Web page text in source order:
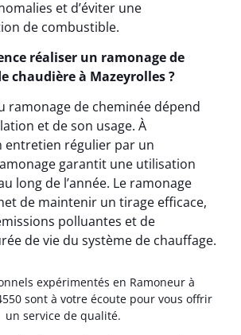
et d’éviter une
de combustible.
réaliser un ramonage de
chaudière à Mazeyrolles ?
ramonage de cheminée dépend
et de son usage. À
entretien régulier par un
garantit une utilisation
long de l’année. Le ramonage
de maintenir un tirage efficace,
polluantes et de
de vie du système de chauffage.
expérimentés en Ramoneur à
sont à votre écoute pour vous offrir
un service de qualité.